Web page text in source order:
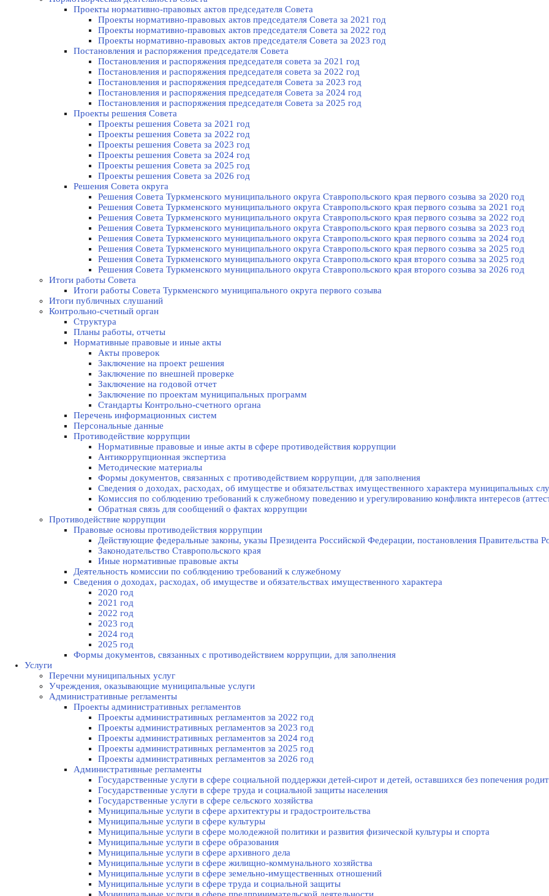
Проекты нормативно-правовых актов председателя Cовета
Проекты нормативно-правовых актов председателя Cовета за 2021 год
Проекты нормативно-правовых актов председателя Cовета за 2022 год
Проекты нормативно-правовых актов председателя Cовета за 2023 год
Постановления и распоряжения председателя Cовета
Постановления и распоряжения председателя совета за 2021 год
Постановления и распоряжения председателя совета за 2022 год
Постановления и распоряжения председателя Cовета за 2023 год
Постановления и распоряжения председателя Cовета за 2024 год
Постановления и распоряжения председателя Cовета за 2025 год
Проекты решения Cовета
Проекты решения Совета за 2021 год
Проекты решения Совета за 2022 год
Проекты решения Cовета за 2023 год
Проекты решения Совета за 2024 год
Проекты решения Совета за 2025 год
Проекты решения Совета за 2026 год
Решения Совета округа
Решения Совета Туркменского муниципального округа Ставропольского края первого созыва за 2020 год
Решения Совета Туркменского муниципального округа Ставропольского края первого созыва за 2021 год
Решения Совета Туркменского муниципального округа Ставропольского края первого созыва за 2022 год
Решения Совета Туркменского муниципального округа Ставропольского края первого созыва за 2023 год
Решения Совета Туркменского муниципального округа Ставропольского края первого созыва за 2024 год
Решения Совета Туркменского муниципального округа Ставропольского края первого созыва за 2025 год
Решения Совета Туркменского муниципального округа Ставропольского края второго созыва за 2025 год
Решения Совета Туркменского муниципального округа Ставропольского края второго созыва за 2026 год
Итоги работы Совета
Итоги работы Совета Туркменского муниципального округа первого созыва
Итоги публичных слушаний
Контрольно-счетный орган
Структура
Планы работы, отчеты
Нормативные правовые и иные акты
Акты проверок
Заключение на проект решения
Заключение по внешней проверке
Заключение на годовой отчет
Заключение по проектам муниципальных программ
Стандарты Контрольно-счетного органа
Перечень информационных систем
Персональные данные
Противодействие коррупции
Нормативные правовые и иные акты в сфере противодействия коррупции
Антикоррупционная экспертиза
Методические материалы
Формы документов, связанных с противодействием коррупции, для заполнения
Сведения о доходах, расходах, об имуществе и обязательствах имущественного характера муниципальных
Комиссия по соблюдению требований к служебному поведению и урегулированию конфликта интересов
Обратная связь для сообщений о фактах коррупции
Противодействие коррупции
Правовые основы противодействия коррупции
Действующие федеральные законы, указы Президента Российской Федерации, постановления Правительства
Законодательство Ставропольского края
Иные нормативные правовые акты
Деятельность комиссии по соблюдению требований к служебному
Сведения о доходах, расходах, об имуществе и обязательствах имущественного характера
2020 год
2021 год
2022 год
2023 год
2024 год
2025 год
Формы документов, связанных с противодействием коррупции, для заполнения
Услуги
Перечни муниципальных услуг
Учреждения, оказывающие муниципальные услуги
Административные регламенты
Проекты административных регламентов
Проекты административных регламентов за 2022 год
Проекты административных регламентов за 2023 год
Проекты административных регламентов за 2024 год
Проекты административных регламентов за 2025 год
Проекты административных регламентов за 2026 год
Административные регламенты
Государственные услуги в сфере социальной поддержки детей-сирот и детей, оставшихся без попечения
Государственные услуги в сфере труда и социальной защиты населения
Государственные услуги в сфере сельского хозяйства
Муниципальные услуги в сфере архитектуры и градостроительства
Муниципальные услуги в сфере культуры
Муниципальные услуги в сфере молодежной политики и развития физической культуры и спорта
Муниципальные услуги в сфере образования
Муниципальные услуги в сфере архивного дела
Муниципальные услуги в сфере жилищно-коммунального хозяйства
Муниципальные услуги в сфере земельно-имущественных отношений
Муниципальные услуги в сфере труда и социальной защиты